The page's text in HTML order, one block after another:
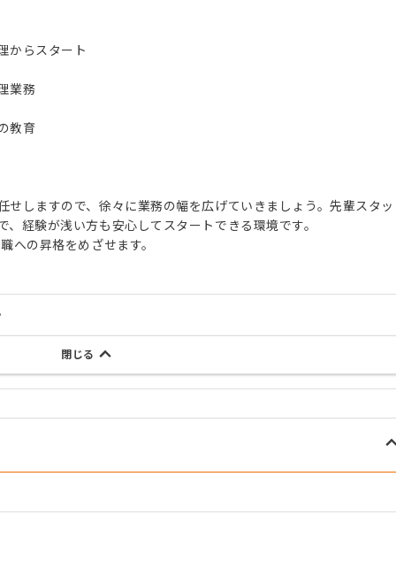
からスタート
業務
教育
せしますので、徐々に業務の幅を広げていきましょう。先輩スタッ
経験が浅い方も安心してスタートできる環境です。
への昇格をめざせます。
閉じる